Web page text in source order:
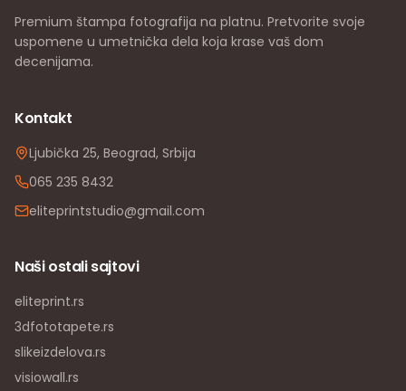
Premium štampa fotografija na platnu. Pretvorite svoje
uspomene u umetnička dela koja krase vaš dom
decenijama.
Kontakt
Ljubička 25, Beograd, Srbija
065 235 8432
eliteprintstudio@gmail.com
Naši ostali sajtovi
eliteprint.rs
3dfototapete.rs
slikeizdelova.rs
visiowall.rs